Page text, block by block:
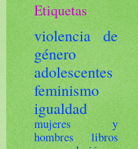
Etiquetas
violencia de
género
adolescentes
feminismo
igualdad
mujeres y
hombres
libros